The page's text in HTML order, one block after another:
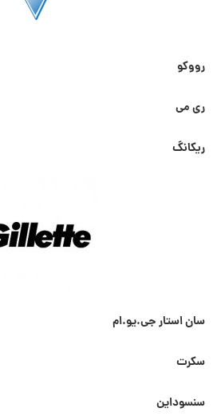
رووکو
ری می
ریکانگ
سان استار جی.یو.ام
سکرت
سنسوداین